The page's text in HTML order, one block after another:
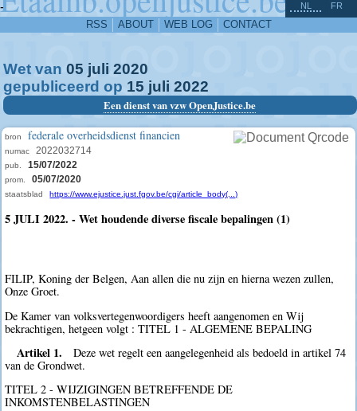
-
RSS ABOUT WEB LOG CONTACT
NL FR
Wet van 05 juli 2020
gepubliceerd op 15 juli 2022
Een dienst van vzw OpenJustice.be
bron federale overheidsdienst financien
numac 2022032714
pub. 15/07/2022
prom. 05/07/2020
staatsblad https://www.ejustice.just.fgov.be/cgi/article_body(...)
5 JULI 2022. - Wet houdende diverse fiscale bepalingen (1)
FILIP, Koning der Belgen, Aan allen die nu zijn en hierna wezen zullen,
Onze Groet.
De Kamer van volksvertegenwoordigers heeft aangenomen en Wij
bekrachtigen, hetgeen volgt : TITEL 1 - ALGEMENE BEPALING
Artikel 1.
Deze wet regelt een aangelegenheid als bedoeld in artikel 74
van de Grondwet.
TITEL 2 - WIJZIGINGEN BETREFFENDE DE
INKOMSTENBELASTINGEN
^